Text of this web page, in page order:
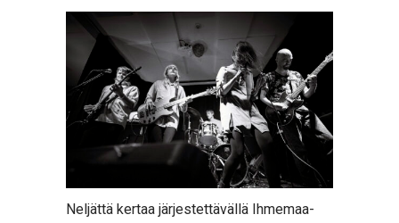
Neljättä kertaa järjestettävällä Ihmemaa-